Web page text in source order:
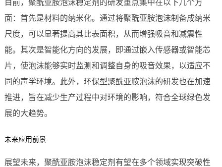
目前，聚酰亚胺泡沫稳定剂的研发重点集中在以下几个方
面：首先是材料的纳米化。通过将聚酰亚胺泡沫制备成纳米
尺度，可以显著提高其比表面积，从而增强吸音和减震性
能。其次是智能化方向的发展，即通过嵌入传感器或智能芯
片，使泡沫能够实时监测和调整自身的吸音效果，以适应不
同的声学环境。此外，环保型聚酰亚胺泡沫的研发也在加速
推进，旨在减少生产过程中对环境的影响，符合全球绿色发
展的大趋势。
未来应用前景
展望未来，聚酰亚胺泡沫稳定剂有望在多个领域实现突破性